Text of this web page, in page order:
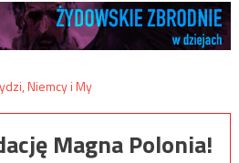
Magna Polonia!